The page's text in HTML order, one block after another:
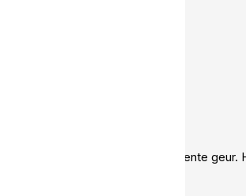
van frisheid met een permanente